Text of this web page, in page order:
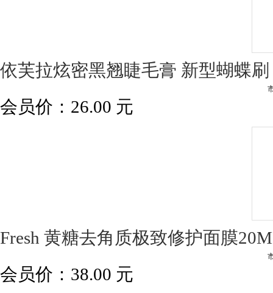
依芙拉炫密黑翘睫毛膏 新型蝴蝶
会员价： 26.00 元
Fresh 黄糖去角质极致修护面膜
会员价： 38.00 元